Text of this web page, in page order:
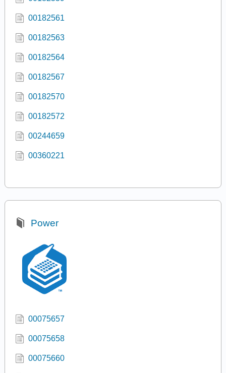
00182561
00182563
00182564
00182567
00182570
00182572
00244659
00360221
Power
00075657
00075658
00075660